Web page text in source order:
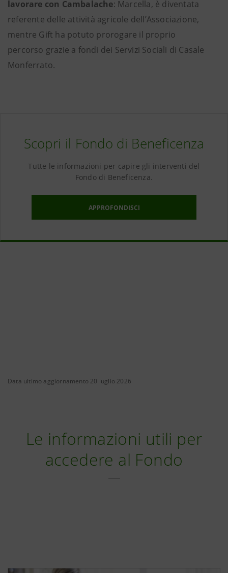
lavorare con Cambalache: Marcella, è diventata
referente delle attività agricole dell’Associazione,
mentre Gift ha potuto prorogare il proprio
percorso grazie a fondi dei Servizi Sociali di Casale
Monferrato.
Scopri il Fondo di Beneficenza
Tutte le informazioni per capire gli interventi del
Fondo di Beneficenza.
APPROFONDISCI
Data ultimo aggiornamento 20 luglio 2026
Le informazioni utili per
accedere al Fondo